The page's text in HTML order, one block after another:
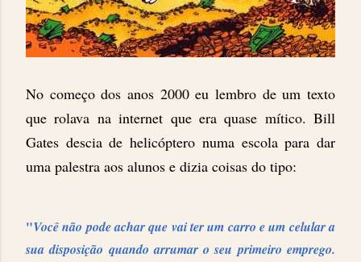
No começo dos anos 2000 eu lembro de um texto
que rolava na internet que era quase mítico. Bill
Gates descia de helicóptero numa escola para dar
uma palestra aos alunos e dizia coisas do tipo:
"Você não pode achar que vai ter um carro e um celular a
sua disposição quando arrumar o seu primeiro emprego.